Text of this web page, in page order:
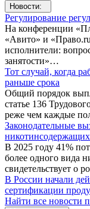
Новости:
Регулирование
На конференции
«Авито» и
исполнители:
занятости»…
Тот случай, когда
раньше срока
Общий порядок
статье 136
реже чем каждые
Законодательные
В 2025 году 41%
более одного вида
свидетельствует о
В России начали
сертификации
Найти все новости